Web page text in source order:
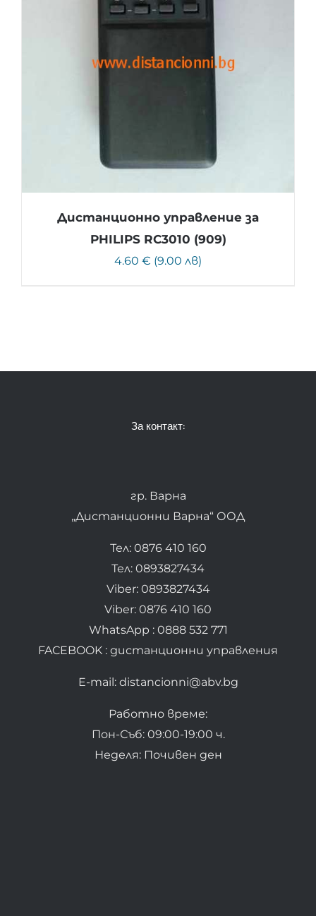
Дистанционно управление за
PHILIPS RC3010 (909)
4.60 € (9.00 лв)
За контакт:
гр. Варна
„Дистанционни Варна“ ООД
Тел: 0876 410 160
Тел: 0893827434
Viber: 0893827434
Viber: 0876 410 160
WhatsApp : 0888 532 771
FACEBOOK : дистанционни управления
E-mail: distancionni@abv.bg
Работно време:
Пон-Съб: 09:00-19:00 ч.
Неделя: Почивен ден